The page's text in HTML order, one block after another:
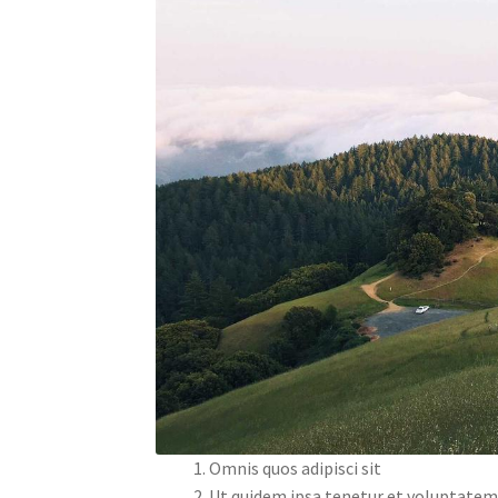
Omnis quos adipisci sit